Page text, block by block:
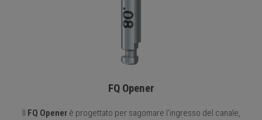
FQ Opener
Il FQ Openerè progettato per sagomare l’ingresso del canale,